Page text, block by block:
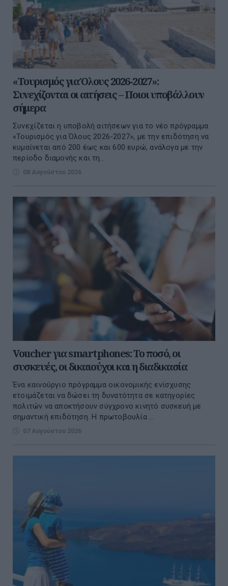
«Τουρισμός για Όλους 2026-2027»:
Συνεχίζονται οι αιτήσεις – Ποιοι υποβάλλουν
σήμερα
Συνεχίζεται η υποβολή αιτήσεων για το νέο πρόγραμμα
«Τουρισμός για Όλους 2026-2027», με την επιδότηση να
κυμαίνεται από 200 έως και 600 ευρώ, ανάλογα με την
περίοδο διαμονής και τη...
08 Αυγούστου 2026
Voucher για smartphones: Το ποσό, οι
συσκευές, οι δικαιούχοι και η διαδικασία
Ένα καινούργιο πρόγραμμα οικονομικής ενίσχυσης
ετοιμάζεται να δώσει τη δυνατότητα σε κατηγορίες
πολιτών να αποκτήσουν σύγχρονο κινητό συσκευή με
σημαντική επιδότηση. Η πρωτοβουλία ...
07 Αυγούστου 2026